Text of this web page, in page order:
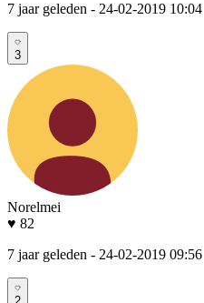
7 jaar geleden - 24-02-2019 10:04
3
Norelmei
♥ 82
7 jaar geleden - 24-02-2019 09:56